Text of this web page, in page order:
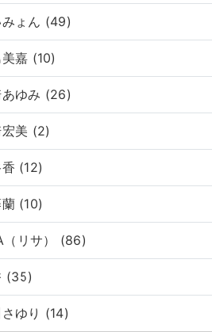
みょん (49)
嘉 (10)
ゆみ (26)
美 (2)
(12)
(10)
（リサ） (86)
(35)
ゆり (14)